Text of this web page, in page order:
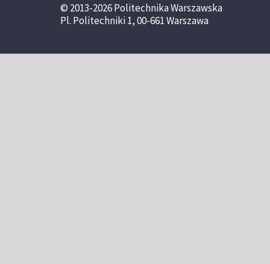
© 2013-2026 Politechnika Warszawska
Pl. Politechniki 1, 00-661 Warszawa